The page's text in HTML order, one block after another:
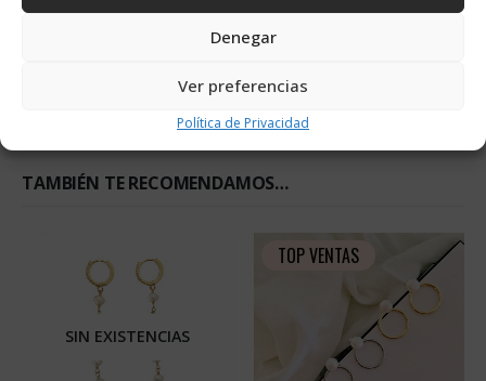
Denegar
Ver preferencias
Política de Privacidad
INFORMACIÓN ADICIONAL
TAMBIÉN TE RECOMENDAMOS…
SIN EXISTENCIAS
TOP VENTAS